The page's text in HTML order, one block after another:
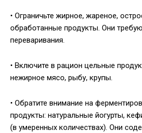
• Ограничьте жирное, жареное,
обработанные продукты. Они
переваривания.
• Включите в рацион цельные
нежирное мясо, рыбу, крупы.
• Обратите внимание на
продукты: натуральные йогурты,
(в умеренных количествах). Они